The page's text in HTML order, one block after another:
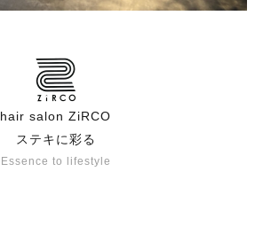
hair salon ZiRCO
ステキに彩る
Essence to lifestyle